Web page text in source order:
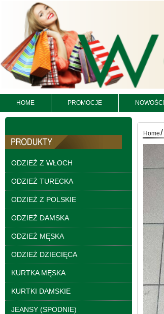
HOME PROMOCJE NOWOŚCI
ODZIEŻ Z WŁOCH
ODZIEŻ TURECKA
ODZIEŻ Z POLSKIE
ODZIEŻ DAMSKA
ODZIEŻ MĘSKA
ODZIEŻ DZIECIĘCA
KURTKA MĘSKA
KURTKI DAMSKIE
JEANSY (SPODNIE)
Kurtki damskie
skórzana Roz S-XL, 1
Kolor Paczka 5 szt
95.00 zł
szczegóły
Kurtki damskie
skórzana Roz S-XL, 1
Kolor Paczka 5 szt
95.00 zł
szczegóły
Home/